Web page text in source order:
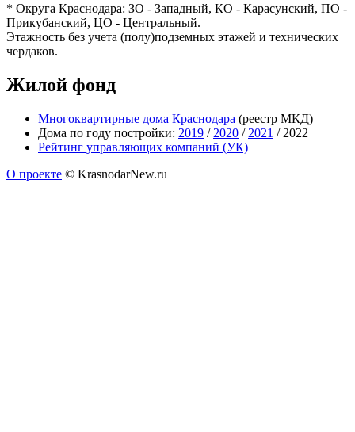
* Округа Краснодара: ЗО - Западный, КО - Карасунский, ПО -
Прикубанский, ЦО - Центральный.
Этажность без учета (полу)подземных этажей и технических
чердаков.
Жилой фонд
Многоквартирные дома Краснодара (реестр МКД)
Дома по году постройки: 2019 / 2020 / 2021 / 2022
Рейтинг управляющих компаний (УК)
О проекте © KrasnodarNew.ru